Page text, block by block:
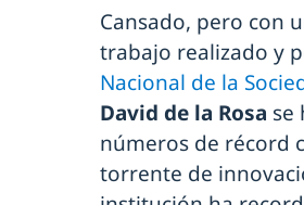
Cansado, pero con
trabajo realizado y
Nacional de la
David de la Rosa se
números de récord
torrente de